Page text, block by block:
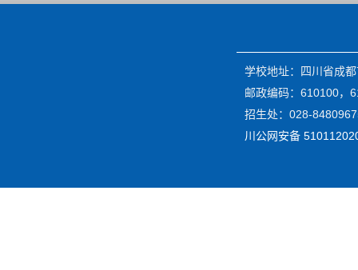
学校地址：四川省成
邮政编码：610100
招生处：028-
川公网安备